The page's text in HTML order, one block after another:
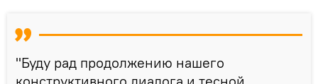
"Буду рад продолжению нашего